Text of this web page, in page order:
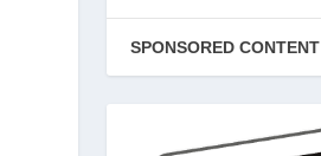
SPONSORED CONTENT